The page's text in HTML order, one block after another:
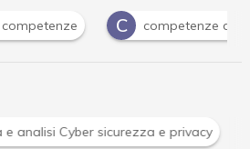
competenze C competenze
analisi Cyber sicurezza e privacy